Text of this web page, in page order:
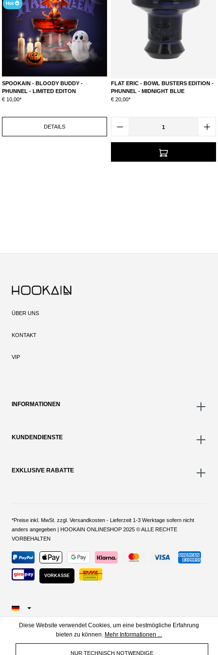
Hot
SPOOKAIN - BLOODY BUDDY -
PHUNNEL - LIMITED EDITON
€ 10,00*
DETAILS
FLAT ERIC - BOWL BUSTERS EDITION -
PHUNNEL - MIDNIGHT BLUE
€ 20,00*
ÜBER UNS
KONTAKT
VIP
INFORMATIONEN
KUNDENDIENSTE
EXKLUSIVE RABATTE
*Preise inkl. MwSt. zzgl. Versandkosten - Lieferzeit 1-3 Werktage sofern nicht
anders angegeben | HOOKAIN ONLINESHOP 2025 © ALLE RECHTE
VORBEHALTEN
VORKASSE
Diese Website verwendet Cookies, um eine bestmögliche Erfahrung
bieten zu können. Mehr Informationen ...
NUR TECHNISCH NOTWENDIGE